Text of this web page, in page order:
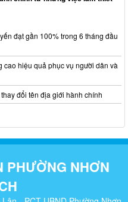
đạt gần 100% trong 6 tháng đầu
cao hiệu quả phục vụ người dân và
đổi tên địa giới hành chính
PHƯỜNG NHƠN